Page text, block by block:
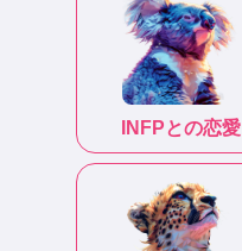
INFPとの恋愛